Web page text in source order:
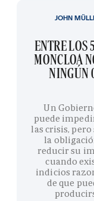
ENTRE LOS
MONCLOA
NINGÚN
Un
puede
las crisis, pero
la
reducir su
cuando
indicios
de que
JOHN